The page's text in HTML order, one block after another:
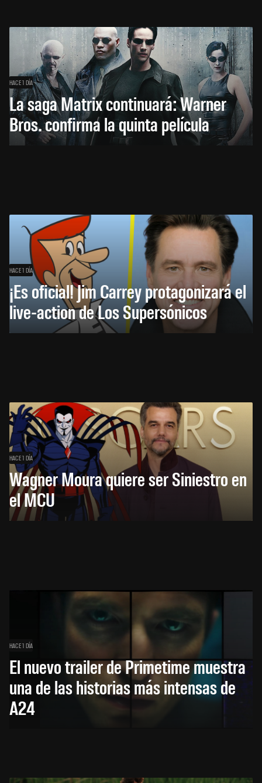
HACE 1 DÍA
La saga Matrix continuará: Warner
Bros. confirma la quinta película
HACE 1 DÍA
¡Es oficial! Jim Carrey protagonizará el
live-action de Los Supersónicos
HACE 1 DÍA
Wagner Moura quiere ser Siniestro en
el MCU
HACE 1 DÍA
El nuevo trailer de Primetime muestra
una de las historias más intensas de
A24